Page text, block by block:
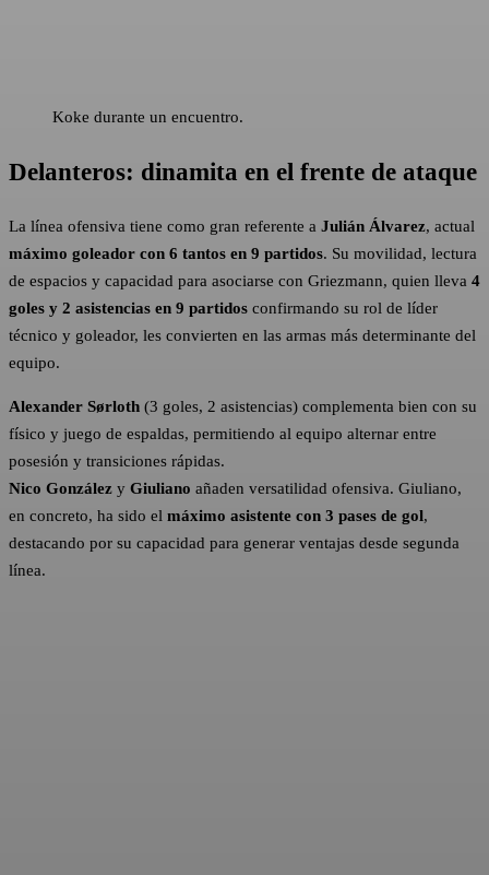
Koke durante un encuentro.
Delanteros: dinamita en el frente de ataque
La línea ofensiva tiene como gran referente a Julián Álvarez, actual
máximo goleador con 6 tantos en 9 partidos. Su movilidad, lectura
de espacios y capacidad para asociarse con Griezmann, quien lleva 4
goles y 2 asistencias en 9 partidos confirmando su rol de líder
técnico y goleador, les convierten en las armas más determinante del
equipo.
Alexander Sørloth (3 goles, 2 asistencias) complementa bien con su
físico y juego de espaldas, permitiendo al equipo alternar entre
posesión y transiciones rápidas.
Nico González y Giuliano añaden versatilidad ofensiva. Giuliano,
en concreto, ha sido el máximo asistente con 3 pases de gol,
destacando por su capacidad para generar ventajas desde segunda
línea.